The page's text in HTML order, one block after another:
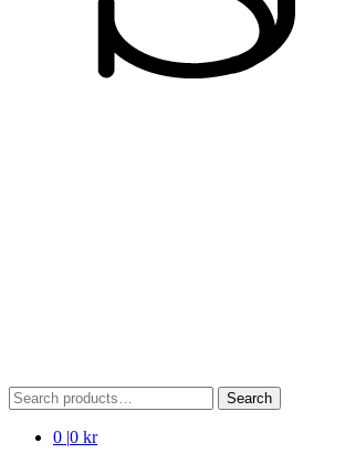
Search
for:
Search
0 |0 kr